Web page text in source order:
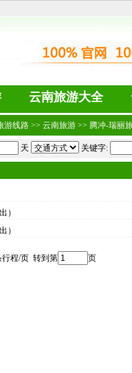
云南旅游大全
游线路 >> 云南旅游 >> 腾冲-瑞丽
天 关键字:
）
）
行程/页 转到第 页